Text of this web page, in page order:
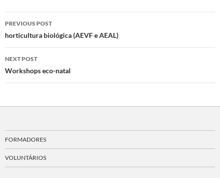
Post
navigation
PREVIOUS POST
horticultura biológica (AEVF e AEAL)
NEXT POST
Workshops eco-natal
FORMADORES
VOLUNTÁRIOS